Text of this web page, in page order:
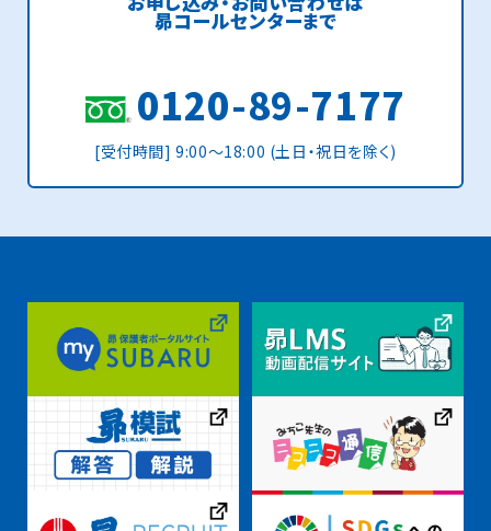
昴コールセンターまで
0120-89-7177
[受付時間] 9:00〜18:00 (土日・祝日を除く)